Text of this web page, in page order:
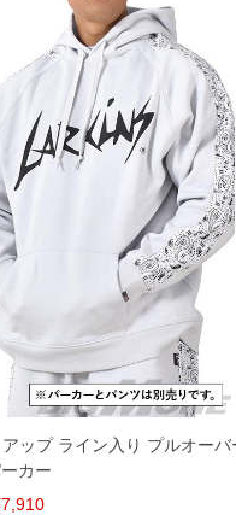
ップ ライン入り プルオーバ
カー